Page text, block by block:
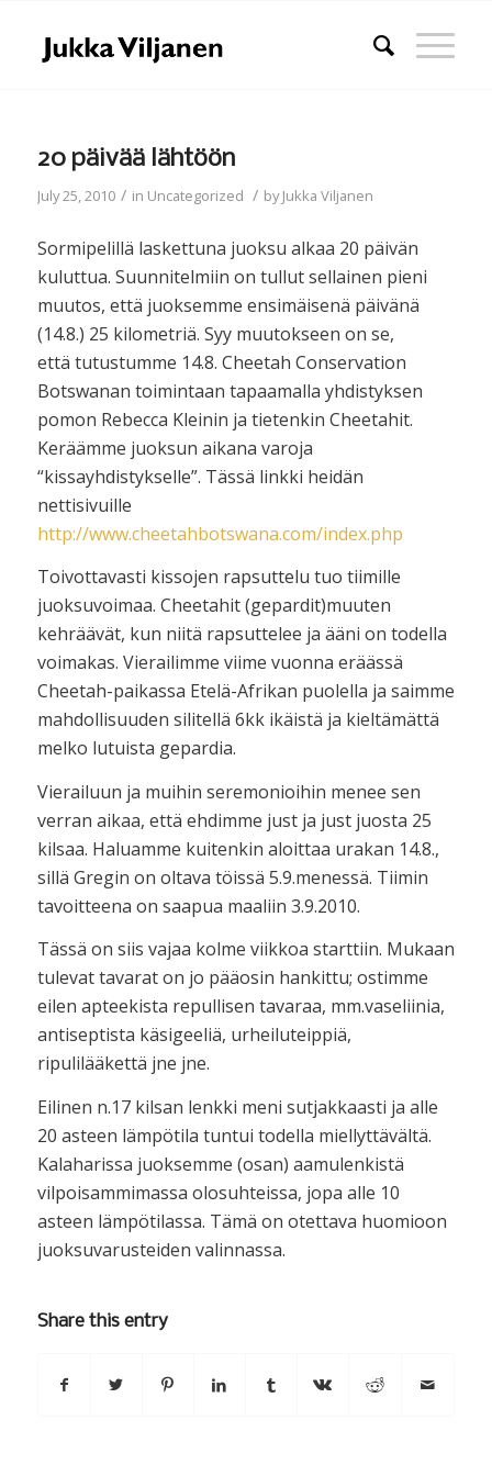
20 päivää lähtöön
July 25, 2010 / in Uncategorized / byJukka Viljanen
Sormipelillä laskettuna juoksu alkaa 20 päivän
kuluttua. Suunnitelmiin on tullut sellainen pieni
muutos, että juoksemme ensimäisenä päivänä
(14.8.) 25 kilometriä. Syy muutokseen on se,
että tutustumme 14.8. Cheetah Conservation
Botswanan toimintaan tapaamalla yhdistyksen
pomon Rebecca Kleinin ja tietenkin Cheetahit.
Keräämme juoksun aikana varoja
“kissayhdistykselle”. Tässä linkki heidän
nettisivuille
http://www.cheetahbotswana.com/index.php
Toivottavasti kissojen rapsuttelu tuo tiimille
juoksuvoimaa. Cheetahit (gepardit)muuten
kehräävät, kun niitä rapsuttelee ja ääni on todella
voimakas. Vierailimme viime vuonna eräässä
Cheetah-paikassa Etelä-Afrikan puolella ja saimme
mahdollisuuden silitellä 6kk ikäistä ja kieltämättä
melko lutuista gepardia.
Vierailuun ja muihin seremonioihin menee sen
verran aikaa, että ehdimme just ja just juosta 25
kilsaa. Haluamme kuitenkin aloittaa urakan 14.8.,
sillä Gregin on oltava töissä 5.9.menessä. Tiimin
tavoitteena on saapua maaliin 3.9.2010.
Tässä on siis vajaa kolme viikkoa starttiin. Mukaan
tulevat tavarat on jo pääosin hankittu; ostimme
eilen apteekista repullisen tavaraa, mm.vaseliinia,
antiseptista käsigeeliä, urheiluteippiä,
ripulilääkettä jne jne.
Eilinen n.17 kilsan lenkki meni sutjakkaasti ja alle
20 asteen lämpötila tuntui todella miellyttävältä.
Kalaharissa juoksemme (osan) aamulenkistä
vilpoisammimassa olosuhteissa, jopa alle 10
asteen lämpötilassa. Tämä on otettava huomioon
juoksuvarusteiden valinnassa.
Share this entry